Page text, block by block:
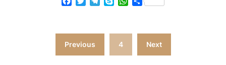
pagination
Previous 4 Next